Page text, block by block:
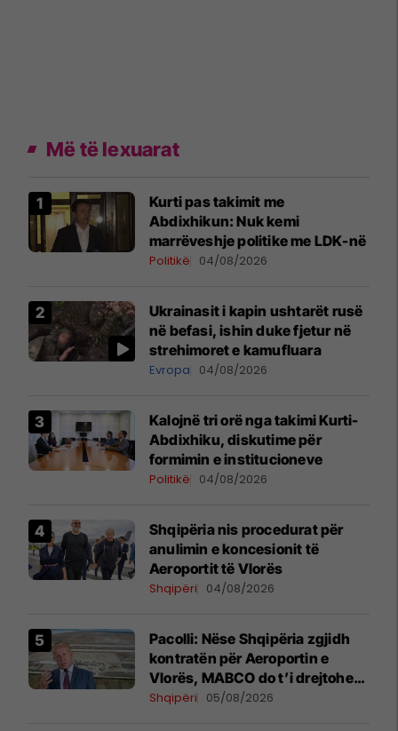
Më të lexuarat
Kurti pas takimit me
Abdixhikun: Nuk kemi
marrëveshje politike me LDK-në
Politikë 04/08/2026
Ukrainasit i kapin ushtarët rusë
në befasi, ishin duke fjetur në
strehimoret e kamufluara
Evropa 04/08/2026
Kalojnë tri orë nga takimi Kurti-
Abdixhiku, diskutime për
formimin e institucioneve
Politikë 04/08/2026
​Shqipëria nis procedurat për
anulimin e koncesionit të
Aeroportit të Vlorës
Shqipëri 04/08/2026
Pacolli: Nëse Shqipëria zgjidh
kontratën për Aeroportin e
Vlorës, MABCO do t’i drejtohet
arbitrazhit ndërkombëtar
Shqipëri 05/08/2026